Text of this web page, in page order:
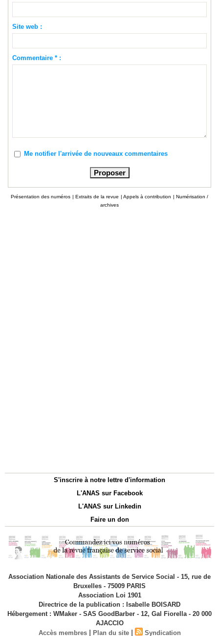
Site web :
Commentaire * :
Me notifier l'arrivée de nouveaux commentaires
Présentation des numéros | Extraits de la revue | Appels à contribution | Numérisation /
archives
S'inscrire à notre lettre d'information
L'ANAS sur Facebook
L'ANAS sur Linkedin
Faire un don
Association Nationale des Assistants de Service Social - 15, rue de
Bruxelles - 75009 PARIS
Association Loi 1901
Directrice de la publication : Isabelle BOISARD
Hébergement : WMaker - SAS GoodBarber - 12, Gal Fiorella - 20 000
AJACCIO
Accès membres | Plan du site | Syndication